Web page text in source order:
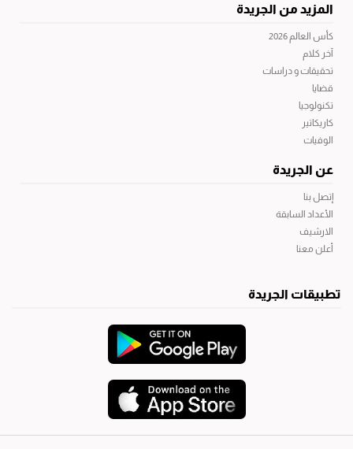
المزيد من الجريدة
كأس العالم 2026
آخر كلام
تحقيقات و دراسات
قضايا
تكنولوجيا
كاريكاتير
الوفيات
عن الجريدة
إتصل بنا
الأعداد السابقة
الارشيف
أعلن معنا
تطبيقات الجريدة